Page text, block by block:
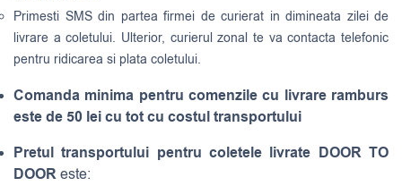
Primesti SMS din partea firmei de curierat in dimineata zilei de
livrare a coletului. Ulterior, curierul zonal te va contacta telefonic
pentru ridicarea si plata coletului.
Comanda minima pentru comenzile cu livrare ramburs
este de 50 lei cu tot cu costul transportului
Pretul transportului pentru coletele livrate DOOR TO
DOOReste: